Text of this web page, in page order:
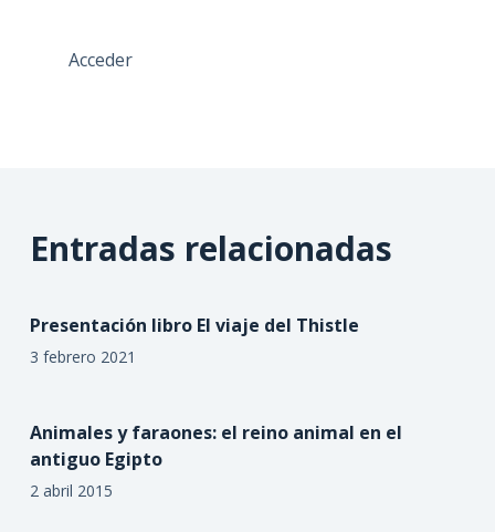
Acceder
Entradas relacionadas
Presentación libro El viaje del Thistle
3 febrero 2021
Animales y faraones: el reino animal en el
antiguo Egipto
2 abril 2015